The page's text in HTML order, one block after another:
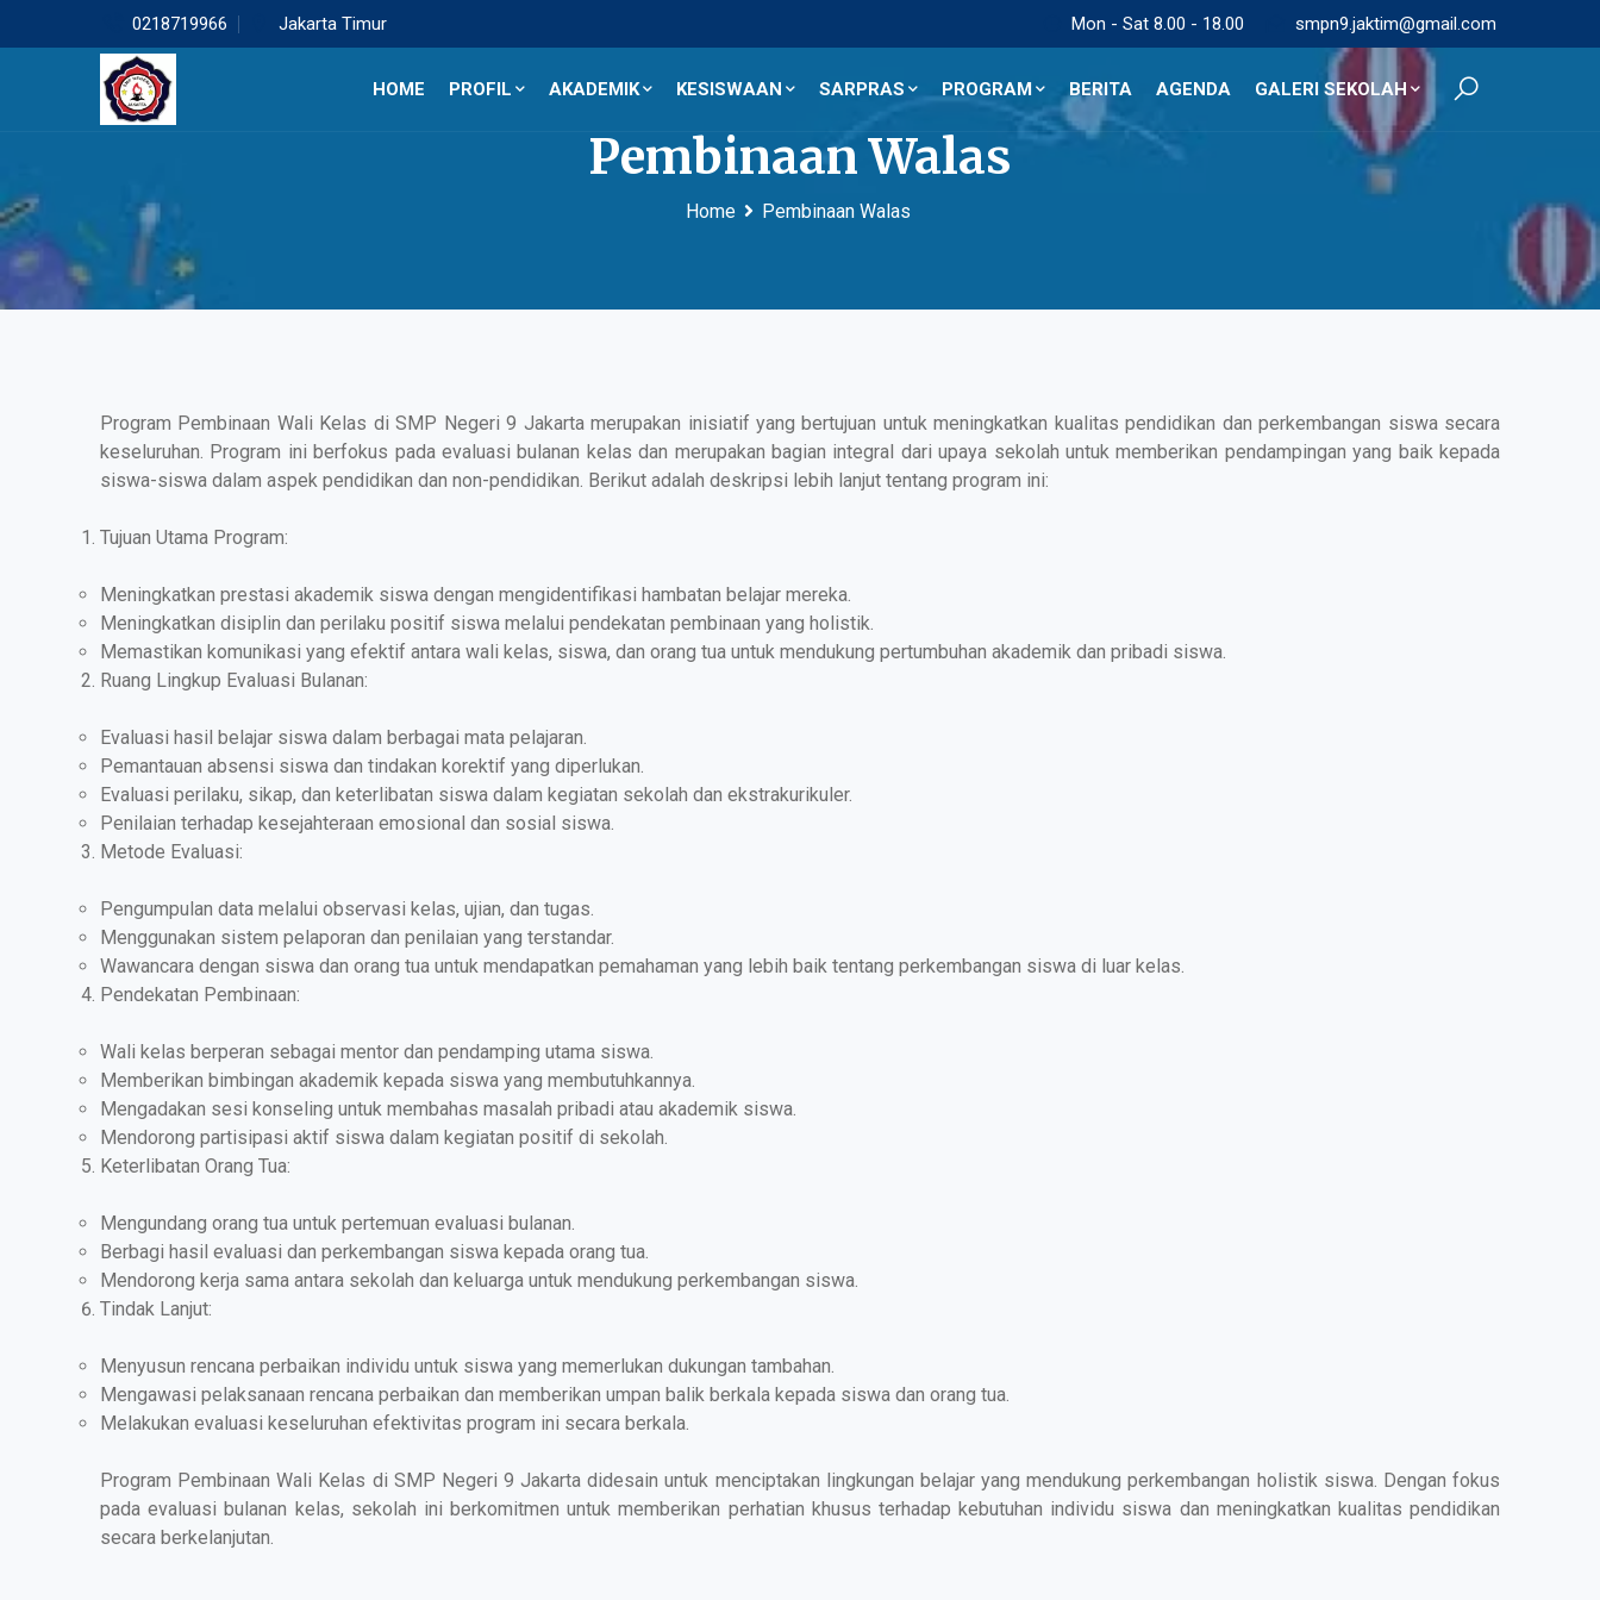
0218719966 Jakarta Timur Mon - Sat 8.00 - 18.00 smpn9.jaktim@gmail.com
HOME PROFIL AKADEMIK KESISWAAN SARPRAS PROGRAM BERITA AGENDA GALERI SEKOLAH
Pembinaan Walas
Home Pembinaan Walas
Program Pembinaan Wali Kelas di SMP Negeri 9 Jakarta merupakan inisiatif yang bertujuan untuk meningkatkan kualitas pendidikan dan perkembangan siswa secara
keseluruhan. Program ini berfokus pada evaluasi bulanan kelas dan merupakan bagian integral dari upaya sekolah untuk memberikan pendampingan yang baik kepada
siswa-siswa dalam aspek pendidikan dan non-pendidikan. Berikut adalah deskripsi lebih lanjut tentang program ini:
Tujuan Utama Program:
Meningkatkan prestasi akademik siswa dengan mengidentifikasi hambatan belajar mereka.
Meningkatkan disiplin dan perilaku positif siswa melalui pendekatan pembinaan yang holistik.
Memastikan komunikasi yang efektif antara wali kelas, siswa, dan orang tua untuk mendukung pertumbuhan akademik dan pribadi siswa.
Ruang Lingkup Evaluasi Bulanan:
Evaluasi hasil belajar siswa dalam berbagai mata pelajaran.
Pemantauan absensi siswa dan tindakan korektif yang diperlukan.
Evaluasi perilaku, sikap, dan keterlibatan siswa dalam kegiatan sekolah dan ekstrakurikuler.
Penilaian terhadap kesejahteraan emosional dan sosial siswa.
Metode Evaluasi:
Pengumpulan data melalui observasi kelas, ujian, dan tugas.
Menggunakan sistem pelaporan dan penilaian yang terstandar.
Wawancara dengan siswa dan orang tua untuk mendapatkan pemahaman yang lebih baik tentang perkembangan siswa di luar kelas.
Pendekatan Pembinaan:
Wali kelas berperan sebagai mentor dan pendamping utama siswa.
Memberikan bimbingan akademik kepada siswa yang membutuhkannya.
Mengadakan sesi konseling untuk membahas masalah pribadi atau akademik siswa.
Mendorong partisipasi aktif siswa dalam kegiatan positif di sekolah.
Keterlibatan Orang Tua:
Mengundang orang tua untuk pertemuan evaluasi bulanan.
Berbagi hasil evaluasi dan perkembangan siswa kepada orang tua.
Mendorong kerja sama antara sekolah dan keluarga untuk mendukung perkembangan siswa.
Tindak Lanjut:
Menyusun rencana perbaikan individu untuk siswa yang memerlukan dukungan tambahan.
Mengawasi pelaksanaan rencana perbaikan dan memberikan umpan balik berkala kepada siswa dan orang tua.
Melakukan evaluasi keseluruhan efektivitas program ini secara berkala.
Program Pembinaan Wali Kelas di SMP Negeri 9 Jakarta didesain untuk menciptakan lingkungan belajar yang mendukung perkembangan holistik siswa. Dengan fokus
pada evaluasi bulanan kelas, sekolah ini berkomitmen untuk memberikan perhatian khusus terhadap kebutuhan individu siswa dan meningkatkan kualitas pendidikan
secara berkelanjutan.